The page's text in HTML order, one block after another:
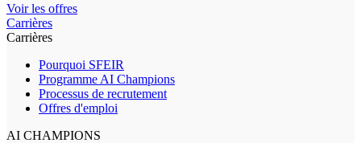
Voir les offres
Carrières
Carrières
Pourquoi SFEIR
Programme AI Champions
Processus de recrutement
Offres d'emploi
AI CHAMPIONS